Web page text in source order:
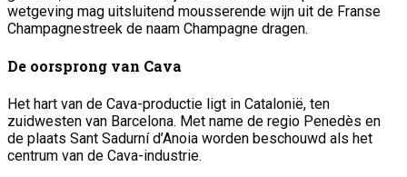
wetgeving mag uitsluitend mousserende wijn uit de Franse
Champagnestreek de naam Champagne dragen.
De oorsprong van Cava
Het hart van de Cava-productie ligt in Catalonië, ten
zuidwesten van Barcelona. Met name de regio Penedès en
de plaats Sant Sadurní d’Anoia worden beschouwd als het
centrum van de Cava-industrie.